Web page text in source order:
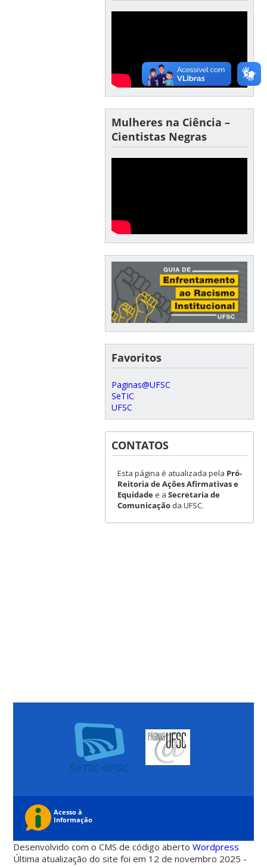
Mulheres na Ciência –
Cientistas Negras
Favoritos
Paginas@UFSC
SeTIC
UFSC
CONTATOS
Esta página é atualizada pela Pró-
Reitoria de Ações Afirmativas e
Equidadee a Secretaria de
Comunicaçãoda UFSC.
Desenvolvido com o CMS de código abertoWordpress
Última atualização do site foi em 12 de novembro 2025 -